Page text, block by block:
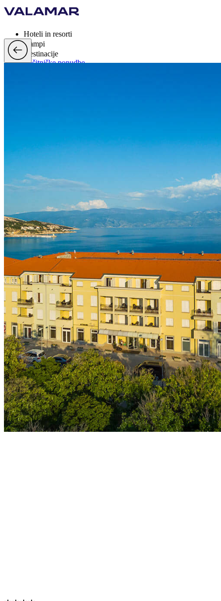
Hoteli in resorti
Kampi
Destinacije
Počitniške ponudbe